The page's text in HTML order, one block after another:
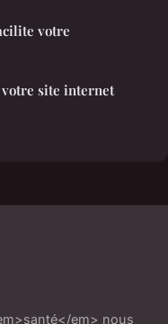
votre
site internet
em> nous